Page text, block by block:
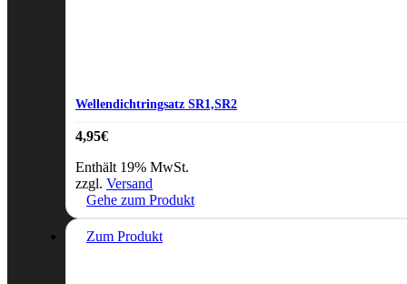
Wellendichtringsatz SR1,SR2
4,95€
Enthält 19% MwSt.
zzgl. Versand
Gehe zum Produkt
Zum Produkt